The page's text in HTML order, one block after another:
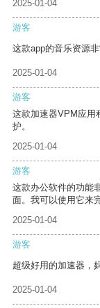
2025-01-04
游客
这款app的音乐资源
2025-01-04
游客
这款加速器VPM应用
护。
2025-01-04
游客
这款办公软件的功能
面。我可以使用它来
2025-01-04
游客
超级好用的加速器，
2025-01-04